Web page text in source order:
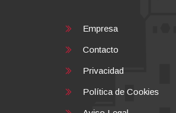
Empresa
Contacto
Privacidad
Política de Cookies